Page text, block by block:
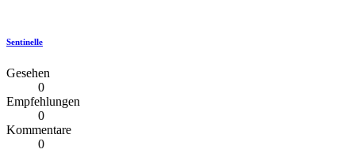
Sentinelle
Gesehen
0
Empfehlungen
0
Kommentare
0